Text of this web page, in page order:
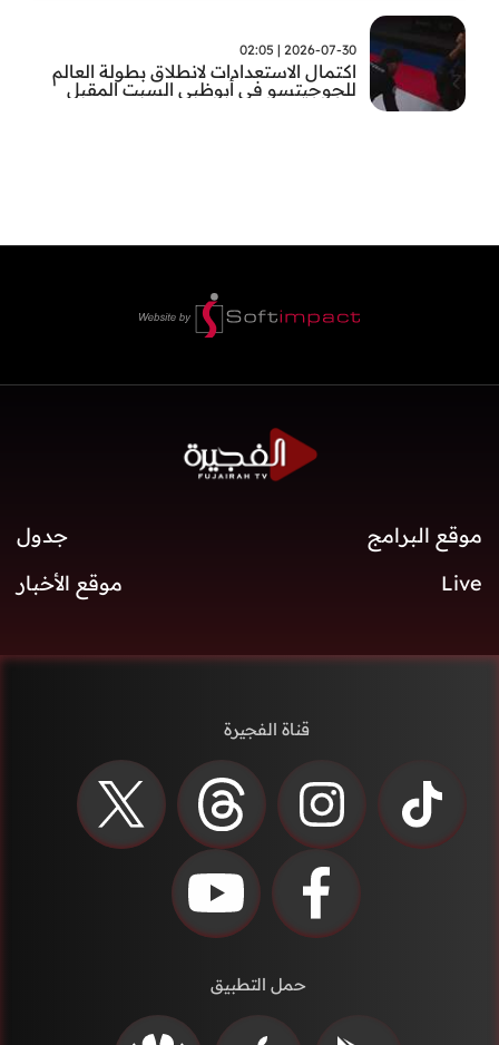
2026-07-30 | 02:05
اكتمال الاستعدادات لانطلاق بطولة العالم
للجوجيتسو في أبوظبي السبت المقبل
موقع البرامج
جدول
Live
موقع الأخبار
قناة الفجيرة
حمل التطبيق